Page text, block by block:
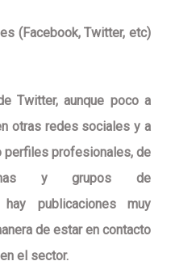
(Facebook, Twitter, etc)
Twitter, aunque poco a
otras redes sociales y a
perfiles profesionales, de
y grupos de
hay publicaciones muy
de estar en contacto
el sector.